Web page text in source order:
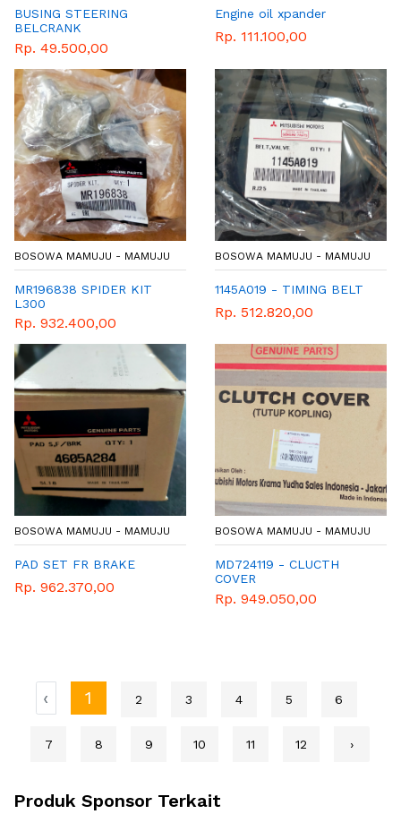
BUSING STEERING
BELCRANK
Rp. 49.500,00
Engine oil xpander
Rp. 111.100,00
BOSOWA MAMUJU - MAMUJU
MR196838 SPIDER KIT
L300
Rp. 932.400,00
BOSOWA MAMUJU - MAMUJU
1145A019 - TIMING BELT
Rp. 512.820,00
BOSOWA MAMUJU - MAMUJU
PAD SET FR BRAKE
Rp. 962.370,00
BOSOWA MAMUJU - MAMUJU
MD724119 - CLUCTH
COVER
Rp. 949.050,00
‹ 1 2 3 4 5 6
7 8 9 10 11 12 ›
Produk Sponsor Terkait